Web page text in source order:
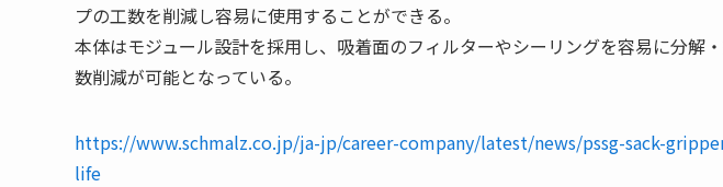
プの工数を削減し容易に使用することができる。
本体はモジュール設計を採用し、吸着面のフィルターやシーリングを容易に分解
数削減が可能となっている。
https://www.schmalz.co.jp/ja-jp/career-company/latest/news/pssg-sack-
life